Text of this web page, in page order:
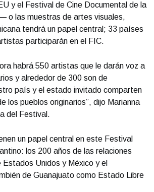
y el Festival de Cine Documental de la
o las muestras de artes visuales,
tendrá un papel central; 33 países
participarán en el FIC.
habrá 550 artistas que le darán voz a
y alrededor de 300 son de
país y el estado invitado comparten
los pueblos originarios”, dijo Marianna
del Festival.
un papel central en este Festival
los 200 años de las relaciones
Unidos y México y el
de Guanajuato como Estado Libre